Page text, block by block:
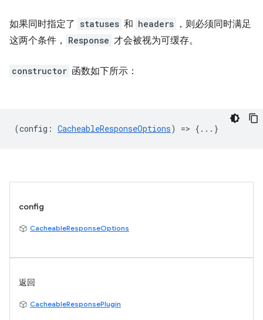
如果同时指定了 statuses 和 headers ，则必须同时满足
这两个条件，
Response 才会被视为可缓存。
constructor 函数如下所示：
(config : CacheableResponseOptions) => {...}
config
CacheableResponseOptions
返回
CacheableResponsePlugin